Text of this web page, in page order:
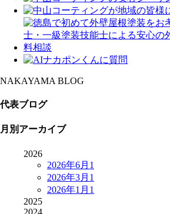
NAKAYAMA BLOG
代表ブログ
月別アーカイブ
2026
2026年6月 1
2026年3月 1
2026年1月 1
2025
2024